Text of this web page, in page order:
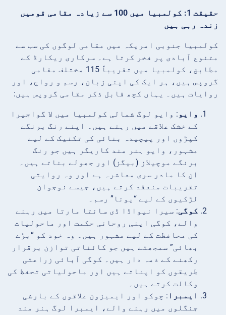
حقیقت 1: کولمبیا میں 100 سے زیادہ مقامی قومیں
زندہ رہی ہیں
کولمبیا جنوبی امریکہ میں مقامی لوگوں کی سب سے
متنوع آبادی پر فخر کرتا ہے۔ سرکاری ریکارڈ کے
مطابق، کولمبیا میں تقریباً 115 مختلف مقامی
گروپس ہیں، ہر ایک کی اپنی زبان، رسم و رواج، اور
روایات ہیں۔ یہاں کچھ قابل ذکر مقامی گروپس ہیں:
وایو : وایو لوگ شمالی کولمبیا میں لا گواجیرا
کے خشک علاقے میں رہتے ہیں۔ اپنے رنگ برنگے
کپڑوں اور پیچیدہ بنائی کی تکنیک کے لیے
مشہور، وایو ہنر مند کاریگر ہیں جو رنگ
برنگے موچیلاز (بیگز) اور جھولے بناتے ہیں۔
ان کا مادر سری معاشرہ ہے اور وہ روایتی
تقریبات منعقد کرتے ہیں، جیسے نوجوان
لڑکیوں کے لیے “یونا” رسم۔
کوگی: سیرا نیواڈا ڈی سانتا مارتا میں رہنے
والے، کوگی اپنی روحانی حکمت اور ماحولیات
کی محافظت کے لیے مشہور ہیں۔ وہ خود کو “بڑے
بھائی” سمجھتے ہیں جو کائناتی توازن برقرار
رکھنے کے ذمہ دار ہیں۔ کوگی آبائی زراعتی
طریقوں کو اپناتے ہیں اور ماحولیاتی تحفظ کی
وکالت کرتے ہیں۔
ایمبرا : چوکو اور ایمیزون علاقوں کے بارشی
جنگلوں میں رہنے والے، ایمبرا لوگ ہنر مند